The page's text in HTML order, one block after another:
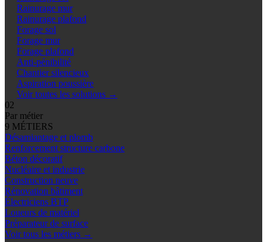
Rainurage mur
Rainurage plafond
Forage sol
Forage mur
Forage plafond
Anti-pénibilité
Chantier silencieux
Aspiration poussière
Voir toutes les solutions →
02
Par métier
9 MÉTIERS
Désamiantage et plomb
Renforcement structure carbone
Béton décoratif
Nucléaire et industrie
Construction neuve
Rénovation bâtiment
Électriciens BTP
Loueurs de matériel
Préparateur de surface
Voir tous les métiers →